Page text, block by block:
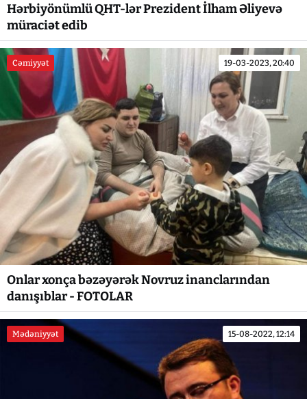
Hərbiyönümlü QHT-lər Prezident İlham Əliyevə
müraciət edib
Cəmiyyət 19-03-2023, 20:40
Onlar xonça bəzəyərək Novruz inanclarından
danışıblar - FOTOLAR
Mədəniyyət 15-08-2022, 12:14